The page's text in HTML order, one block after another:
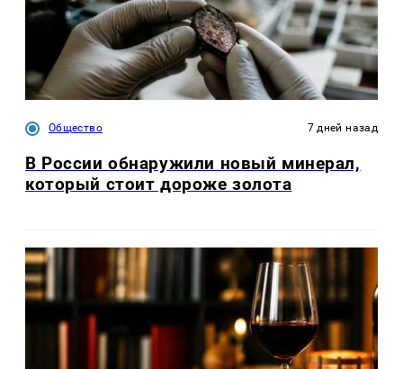
Общество 7 дней назад
В России обнаружили новый минерал,
который стоит дороже золота